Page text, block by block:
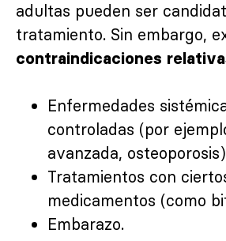
adultas pueden ser
tratamiento. Sin embargo,
contraindicaciones
Enfermedades
controladas (por
avanzada,
Tratamientos con
medicamentos (como
Embarazo.